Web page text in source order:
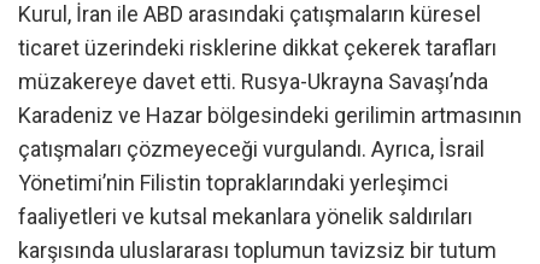
Kurul, İran ile ABD arasındaki çatışmaların küresel
ticaret üzerindeki risklerine dikkat çekerek tarafları
müzakereye davet etti. Rusya-Ukrayna Savaşı’nda
Karadeniz ve Hazar bölgesindeki gerilimin artmasının
çatışmaları çözmeyeceği vurgulandı. Ayrıca, İsrail
Yönetimi’nin Filistin topraklarındaki yerleşimci
faaliyetleri ve kutsal mekanlara yönelik saldırıları
karşısında uluslararası toplumun tavizsiz bir tutum